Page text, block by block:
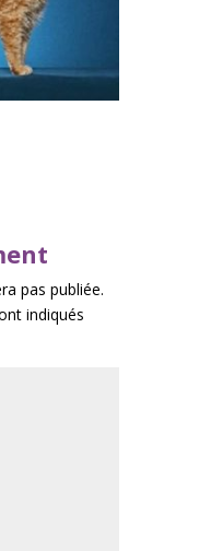
pas publiée.
indiqués